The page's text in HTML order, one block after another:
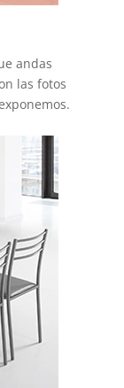
andas
las fotos